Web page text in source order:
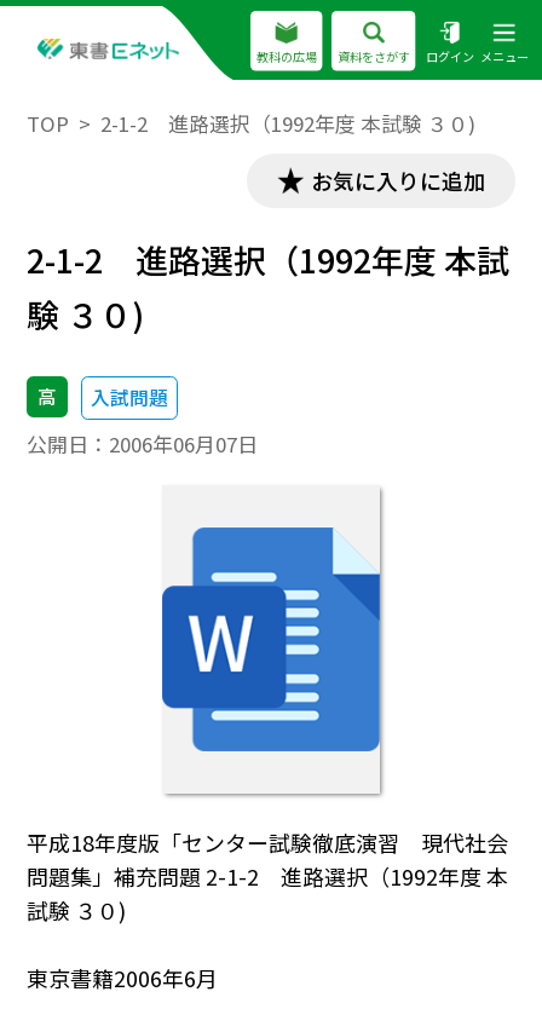
教科の広場 資料をさがす ログイン メニュー
TOP 2-1-2 進路選択（1992年度 本試験 ３０)
お気に入りに追加
2-1-2 進路選択（1992年度 本試
験 ３０)
高 入試問題
公開日： 2006年06月07日
平成18年度版「センター試験徹底演習 現代社会
問題集」補充問題 2-1-2 進路選択（1992年度 本
試験 ３０)
東京書籍2006年6月